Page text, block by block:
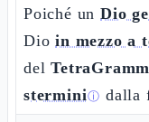
Poiché un Dio
Dioin mezzo a
del
sterminiⓘ dalla